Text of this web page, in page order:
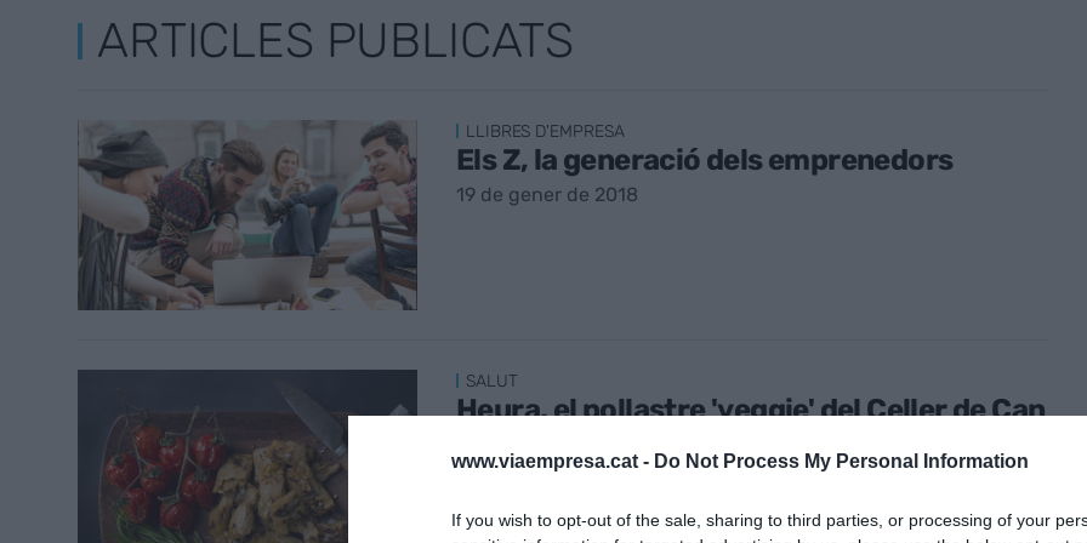
www.viaempresa.cat - Do Not Process My Personal Information
If you wish to opt-out of the sale, sharing to third parties, or processing of your
ARTICLES PUBLICATS
LLIBRES D'EMPRESA
Els Z, la generació dels emprenedors
19 de gener de 2018
SALUT
Heura, el pollastre 'veggie' del Celler de Can
17 de gener de 2018